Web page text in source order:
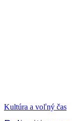
Kultúra a voľný čas